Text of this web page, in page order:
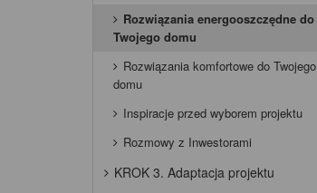
Rozwiązania energooszczędne do
Twojego domu
Rozwiązania komfortowe do Twojego
domu
Inspiracje przed wyborem projektu
Rozmowy z Inwestorami
KROK 3. Adaptacja projektu